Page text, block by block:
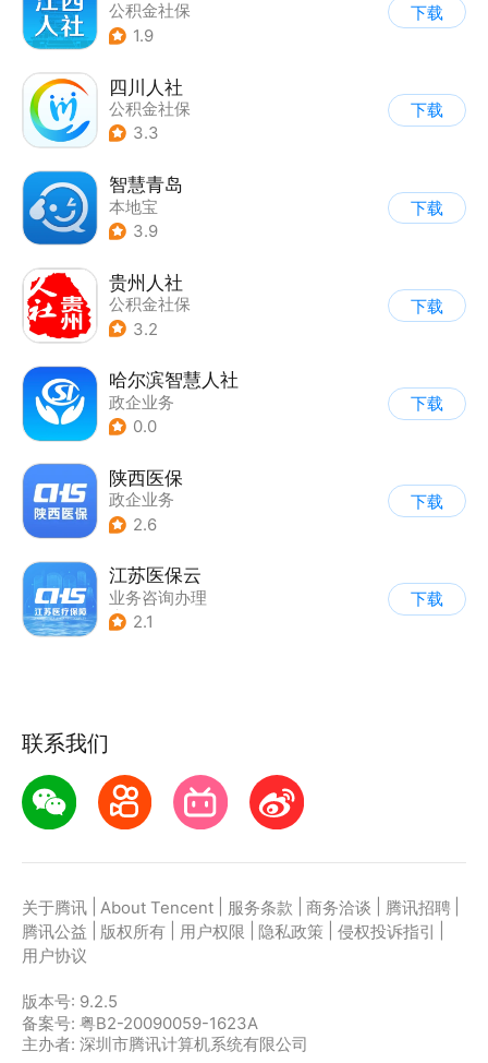
公积金社保
1.9
下载
四川人社
公积金社保
3.3
下载
智慧青岛
本地宝
3.9
下载
贵州人社
公积金社保
3.2
下载
哈尔滨智慧人社
政企业务
0.0
下载
陕西医保
政企业务
2.6
下载
江苏医保云
业务咨询办理
| 公积金社保
2.1
下载
联系我们
关于腾讯 About Tencent 服务条款 商务洽谈 腾讯招聘
腾讯公益
版权所有 用户权限 隐私政策 侵权投诉指引
用户协议
版本号: 9.2.5
备案号: 粤B2-20090059-1623A
主办者: 深圳市腾讯计算机系统有限公司